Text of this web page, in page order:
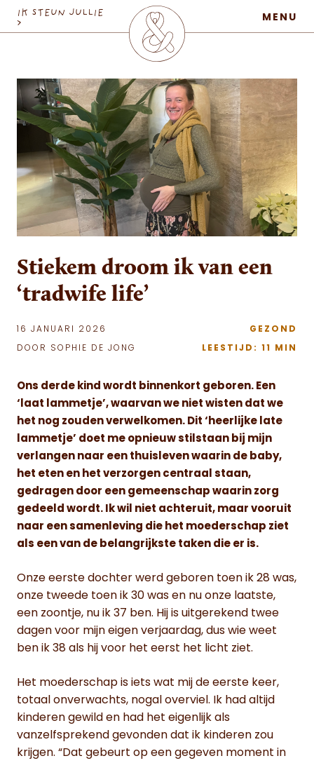
MaatschapWij
MENU
IK STEUN JULLIE
>
Stiekem droom ik van een
‘tradwife life’
16 JANUARI 2026
DOOR SOPHIE DE JONG
GEZOND
LEESTIJD: 11 MIN
Ons derde kind wordt binnenkort geboren. Een
‘laat lammetje’, waarvan we niet wisten dat we
het nog zouden verwelkomen. Dit ‘heerlijke late
lammetje’ doet me opnieuw stilstaan bij mijn
verlangen naar een thuisleven waarin de baby,
het eten en het verzorgen centraal staan,
gedragen door een gemeenschap waarin zorg
gedeeld wordt. Ik wil niet achteruit, maar vooruit
naar een samenleving die het moederschap ziet
als een van de belangrijkste taken die er is.
Onze eerste dochter werd geboren toen ik 28 was,
onze tweede toen ik 30 was en nu onze laatste,
een zoontje, nu ik 37 ben. Hij is uitgerekend twee
dagen voor mijn eigen verjaardag, dus wie weet
ben ik 38 als hij voor het eerst het licht ziet.
Het moederschap is iets wat mij de eerste keer,
totaal onverwachts, nogal overviel. Ik had altijd
kinderen gewild en had het eigenlijk als
vanzelfsprekend gevonden dat ik kinderen zou
krijgen. “Dat gebeurt op een gegeven moment in